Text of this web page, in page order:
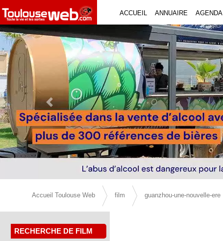
ACCUEIL ANNUAIRE AGENDA
Previous Slide
Accueil Toulouse Web film guanzhou-une-nouvelle-ere
RECHERCHE DE FILM